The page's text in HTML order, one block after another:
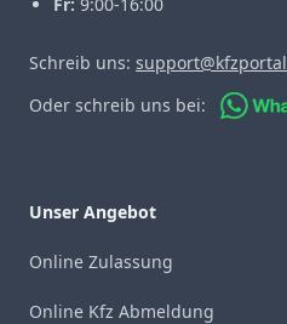
Schreib uns:
Oder schreib uns bei:
Unser Angebot
Online Zulassung
Online Kfz Abmeldung